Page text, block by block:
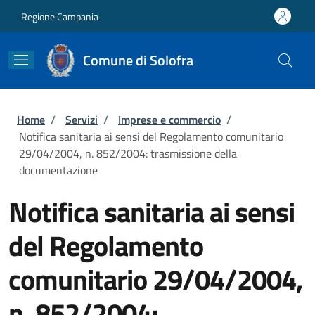
Regione Campania
Comune di Solofra
Briciole di pane
Home / Servizi / Imprese e commercio /
Notifica sanitaria ai sensi del Regolamento comunitario
29/04/2004, n. 852/2004: trasmissione della
documentazione
Notifica sanitaria ai sensi
del Regolamento
comunitario 29/04/2004,